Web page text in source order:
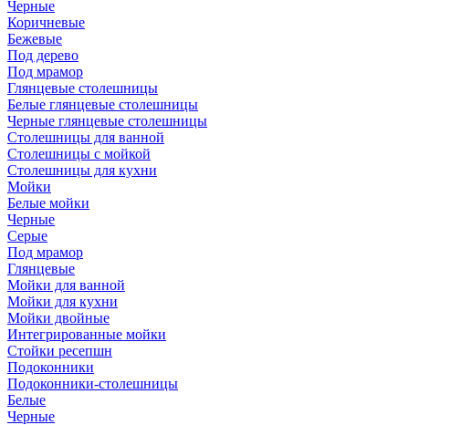
Черные
Коричневые
Бежевые
Под дерево
Под мрамор
Глянцевые столешницы
Белые глянцевые столешницы
Черные глянцевые столешницы
Столешницы для ванной
Столешницы с мойкой
Столешницы для кухни
Мойки
Белые мойки
Черные
Серые
Под мрамор
Глянцевые
Мойки для ванной
Мойки для кухни
Мойки двойные
Интегрированные мойки
Стойки ресепшн
Подоконники
Подоконники-столешницы
Белые
Черные